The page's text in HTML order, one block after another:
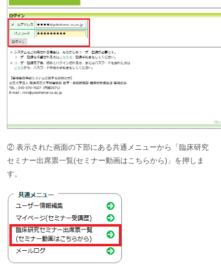
② 表示された画面の下部にある共通メニューから「臨床研究
セミナー出席票一覧(セミナー動画はこちらから)」を押しま
す。